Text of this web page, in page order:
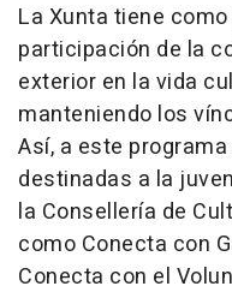
La Xunta tiene
participación de la
exterior en la vida
manteniendo los
Así, a este
destinadas a la
la Consellería de
como Conecta con
Conecta con el